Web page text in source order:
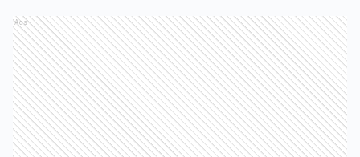
Ads